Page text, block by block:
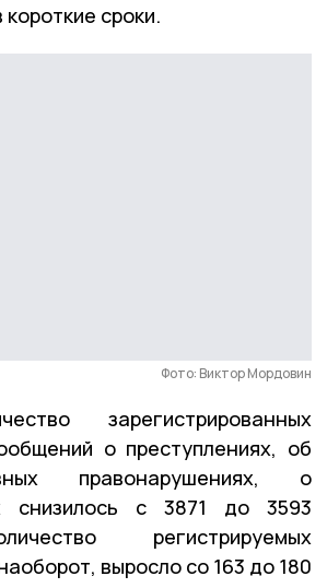
сроки.
Фото: Виктор Мордовин
зарегистрированных
о преступлениях, об
правонарушениях, о
снизилось с 3871 до 3593
регистрируемых
выросло со 163 до 180